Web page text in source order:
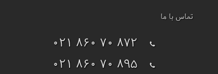
تماس با ما
021 860 70 872
021 860 70 895